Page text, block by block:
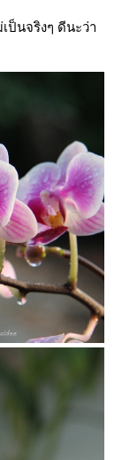
ป็นจริงๆ ดีนะว่า